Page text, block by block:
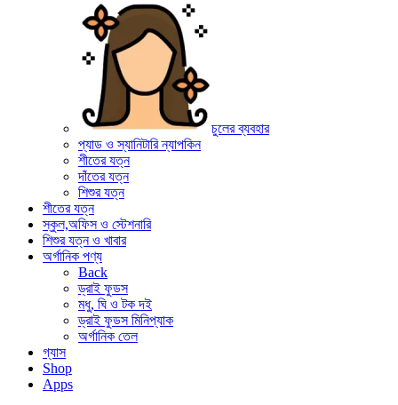
চুলের ব্যবহার
প্যাড ও স্যানিটারি ন্যাপকিন
শীতের যত্ন
দাঁতের যত্ন
শিশুর যত্ন
শীতের যত্ন
স্কুল,অফিস ও স্টেশনারি
শিশুর যত্ন ও খাবার
অর্গানিক পণ্য
Back
ড্রাই ফুডস
মধু, ঘি ও টক দই
ড্রাই ফুডস মিনিপ্যাক
অর্গানিক তেল
গ্যাস
Shop
Apps